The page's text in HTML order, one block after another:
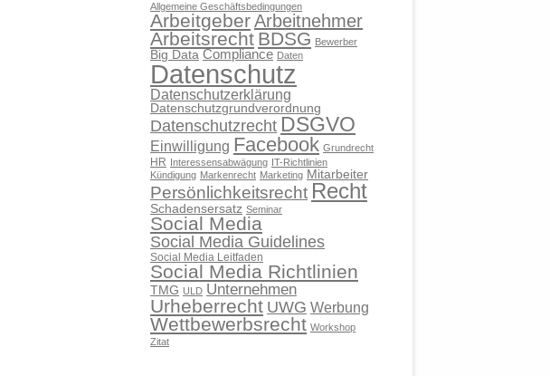
Allgemeine Geschäftsbedingungen
ArbeitgeberArbeitnehmer
Arbeitsrecht BDSG Bewerber
Big Data Compliance Daten
Datenschutz
Datenschutzerklärung
Datenschutzgrundverordnung
Datenschutzrecht DSGVO
Einwilligung Facebook Grundrecht
HR Interessensabwägung IT-Richtlinien
Kündigung Markenrecht Marketing Mitarbeiter
Persönlichkeitsrecht Recht
Schadensersatz Seminar
Social Media
Social Media Guidelines
Social Media Leitfaden
Social Media Richtlinien
TMG ULD Unternehmen
Urheberrecht UWG Werbung
Wettbewerbsrecht Workshop
Zitat